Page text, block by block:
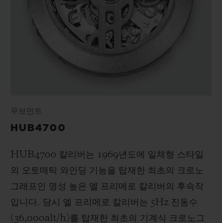
무브먼트
HUB4700
HUB4700 칼리버는 1969년도에 일체형 스타일
의 오토매틱 와인딩 기능을 탑재한 최초의 크로노
그래프인 명성 높은 엘 프리메로 칼리버의 후속작
입니다. 당시 엘 프리메로 칼리버는 5Hz 진동수
(36,000alt/h)를 탑재한 최초의 기계식 크로노그